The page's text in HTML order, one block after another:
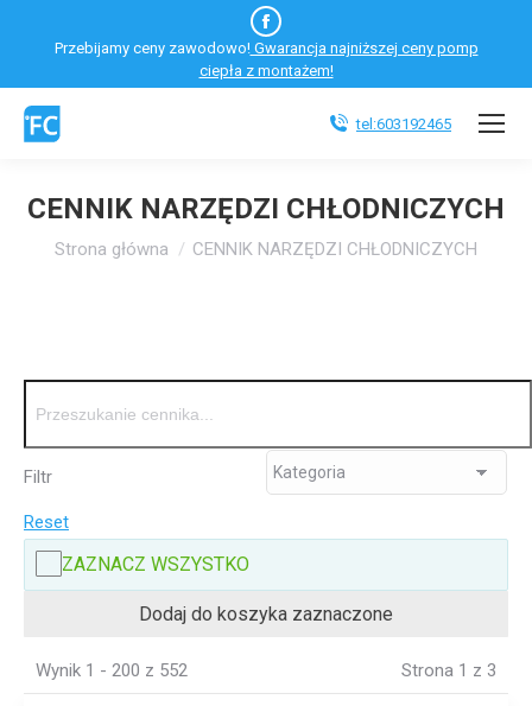
Facebook
otworzy
się
Przebijamy ceny zawodowo!Gwarancja najniższej ceny pomp
ciepła z montażem!
tel:603192465
CENNIK NARZĘDZI CHŁODNICZYCH
Jesteś tutaj:
Strona główna CENNIK NARZĘDZI CHŁODNICZYCH
Filtr
Reset
ZAZNACZ WSZYSTKO
Dodaj do koszyka zaznaczone
Wynik 1 - 200 z 552 Strona 1 z 3